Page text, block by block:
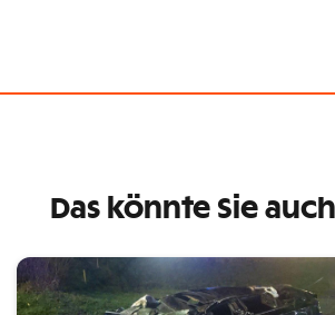
Das könnte Sie